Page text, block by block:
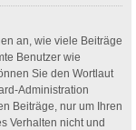
an, wie viele Beiträge
Benutzer wie
Sie den Wortlaut
Administration
Beiträge, nur um Ihren
Verhalten nicht und